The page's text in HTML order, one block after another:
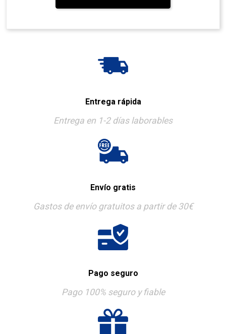
Entrega rápida
Entrega en 1-2 días laborables
Envío gratis
Gastos de envío gratuitos a partir de 30€
Pago seguro
Pago 100% seguro y fiable